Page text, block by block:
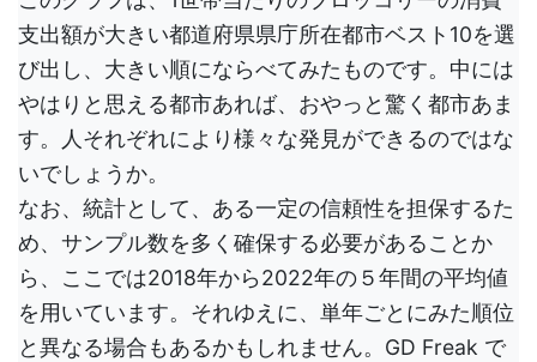
支出額が大きい都道府県県庁所在都市ベスト10を選
び出し、大きい順にならべてみたものです。中には
やはりと思える都市あれば、おやっと驚く都市あま
す。人それぞれにより様々な発見ができるのではな
いでしょうか。
なお、統計として、ある一定の信頼性を担保するた
め、サンプル数を多く確保する必要があることか
ら、ここでは2018年から2022年の５年間の平均値
を用いています。それゆえに、単年ごとにみた順位
と異なる場合もあるかもしれません。GD Freak で